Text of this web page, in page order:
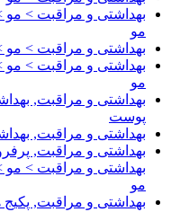
بهداشتی و مراقبت >
مو
بهداشتی و مراقبت >
بهداشتی و مراقبت >
مو
بهداشتی و مراقبت,
پوست
بهداشتی و مراقبت,
بهداشتی و مراقبت,
بهداشتی و مراقبت >
مو
بهداشتی و مراقبت,